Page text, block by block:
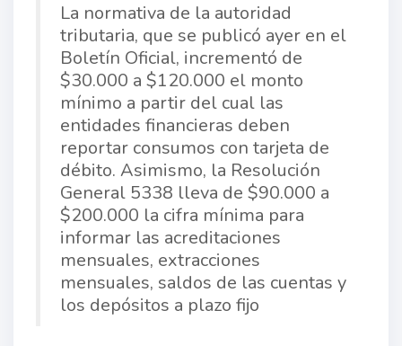
La normativa de la autoridad
tributaria, que se publicó ayer en el
Boletín Oficial, incrementó de
$30.000 a $120.000 el monto
mínimo a partir del cual las
entidades financieras deben
reportar consumos con tarjeta de
débito. Asimismo, la Resolución
General 5338 lleva de $90.000 a
$200.000 la cifra mínima para
informar las acreditaciones
mensuales, extracciones
mensuales, saldos de las cuentas y
los depósitos a plazo fijo